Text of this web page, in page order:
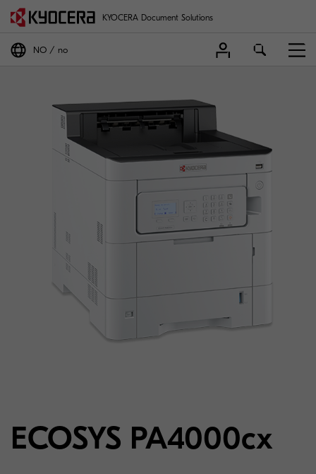
KYOCERA Document Solutions
NO no
ECOSYS PA4000cx